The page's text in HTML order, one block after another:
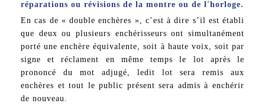
réparations ou révisions de la montre ou de l'horloge.
En cas de « double enchères », c’est à dire s’il est établi
que deux ou plusieurs enchérisseurs ont simultanément
porté une enchère équivalente, soit à haute voix, soit par
signe et réclament en même temps le lot après le
prononcé du mot adjugé, ledit lot sera remis aux
enchères et tout le public présent sera admis à enchérir
de nouveau.